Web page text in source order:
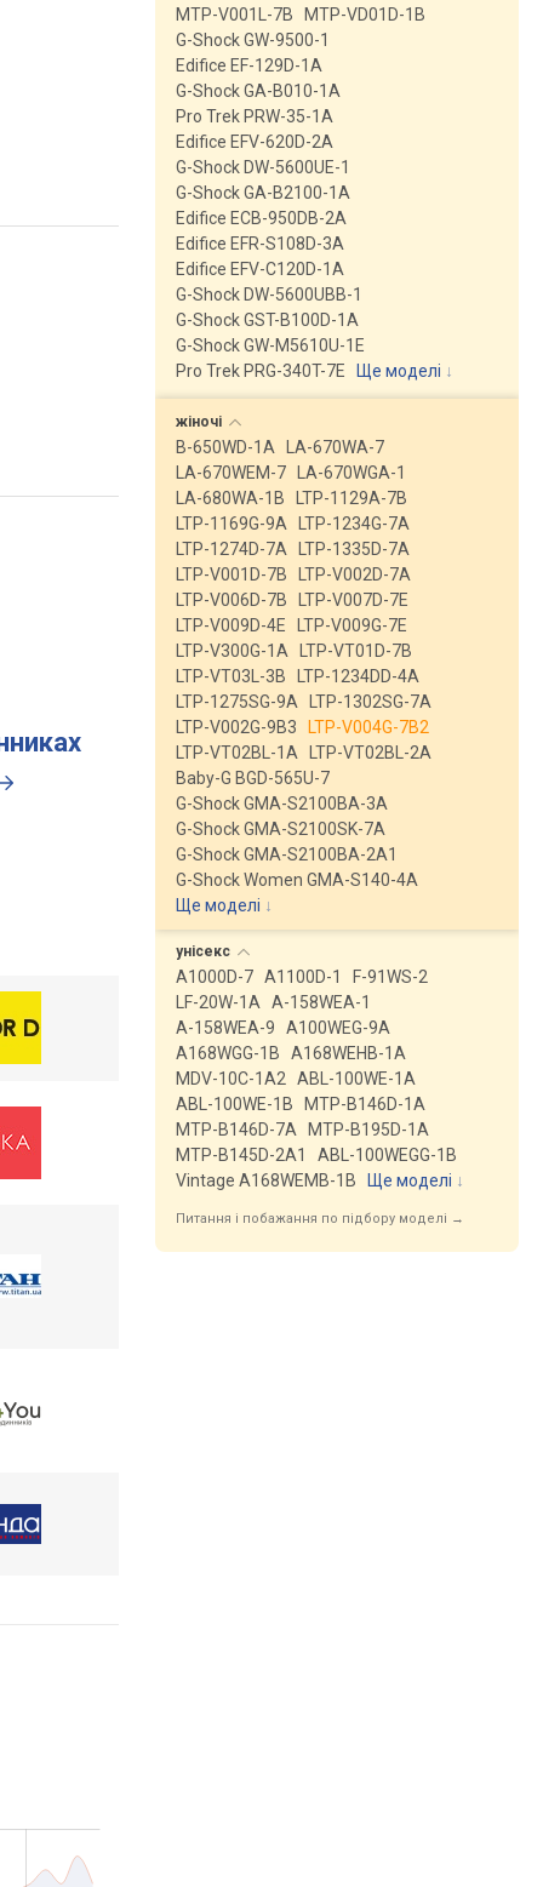
MTP-V001L-7B
MTP-VD01D-1B
G-Shock GW-9500-1
Edifice EF-129D-1A
G-Shock GA-B010-1A
Pro Trek PRW-35-1A
Edifice EFV-620D-2A
G-Shock DW-5600UE-1
G-Shock GA-B2100-1A
Edifice ECB-950DB-2A
Edifice EFR-S108D-3A
Edifice EFV-C120D-1A
G-Shock DW-5600UBB-1
G-Shock GST-B100D-1A
G-Shock GW-M5610U-1E
Pro Trek PRG-340T-7E
Ще моделі ↓
жіночі
B-650WD-1A
LA-670WA-7
LA-670WEM-7
LA-670WGA-1
LA-680WA-1B
LTP-1129A-7B
LTP-1169G-9A
LTP-1234G-7A
LTP-1274D-7A
LTP-1335D-7A
LTP-V001D-7B
LTP-V002D-7A
LTP-V006D-7B
LTP-V007D-7E
LTP-V009D-4E
LTP-V009G-7E
LTP-V300G-1A
LTP-VT01D-7B
LTP-VT03L-3B
LTP-1234DD-4A
LTP-1275SG-9A
LTP-1302SG-7A
LTP-V002G-9B3
LTP-V004G-7B2
LTP-VT02BL-1A
LTP-VT02BL-2A
Baby-G BGD-565U-7
G-Shock GMA-S2100BA-3A
G-Shock GMA-S2100SK-7A
G-Shock GMA-S2100BA-2A1
G-Shock Women GMA-S140-4A
Ще моделі ↓
унісекс
A1000D-7 A1100D-1
F-91WS-2
LF-20W-1A
A-158WEA-1
A-158WEA-9
A100WEG-9A
A168WGG-1B
A168WEHB-1A
MDV-10C-1A2
ABL-100WE-1A
ABL-100WE-1B
MTP-B146D-1A
MTP-B146D-7A
MTP-B195D-1A
MTP-B145D-2A1
ABL-100WEGG-1B
Vintage A168WEMB-1B
Ще моделі ↓
Питання і побажання по підбору моделі →